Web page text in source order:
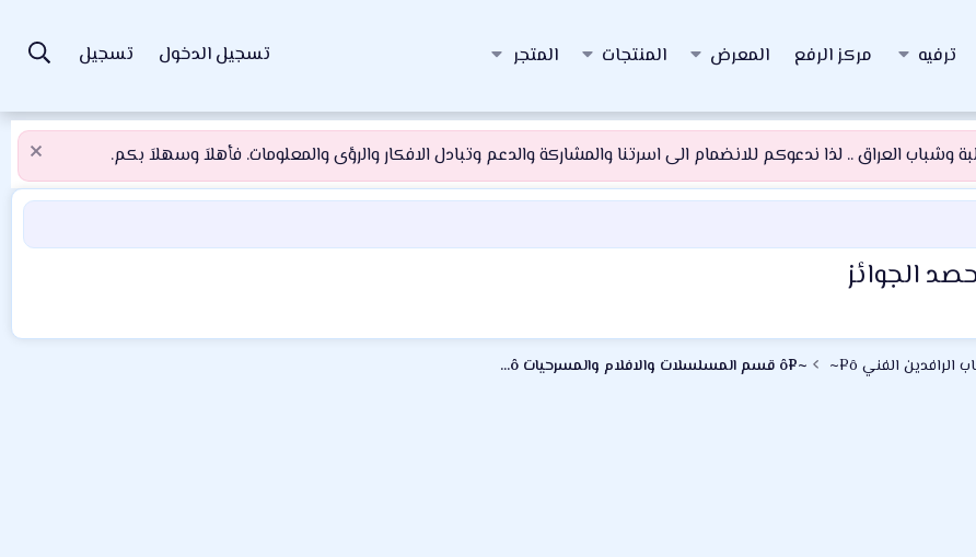
ترفيه مركز الرفع المعرض المنتجات المتجر تسجيل الدخول تسجيل
العراق .. لذا ندعوكم للانضمام الى اسرتنا والمشاركة والدعم وتبادل الافكار والرؤى والمعلومات. فأهلاَ وسهلاَ بكم.
الجوائز
~¤ô قسم المسلسلات والافلام والمسرحيات ô¤~